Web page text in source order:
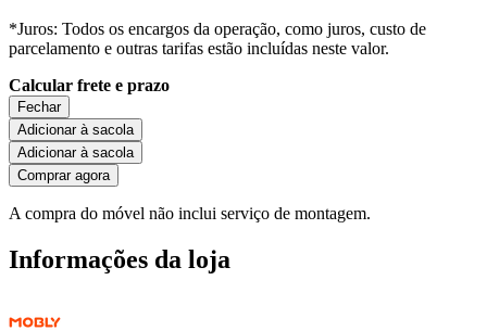
*Juros: Todos os encargos da operação, como juros, custo de
parcelamento e outras tarifas estão incluídas neste valor.
Calcular frete e prazo
Fechar
Adicionar à sacola
Adicionar à sacola
Comprar agora
A compra do móvel não inclui serviço de montagem.
Informações da loja